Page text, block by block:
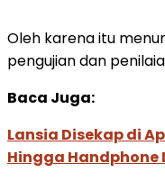
Oleh karena itu
pengujian dan
Baca Juga:
Lansia Disekap di
Hingga Handphone